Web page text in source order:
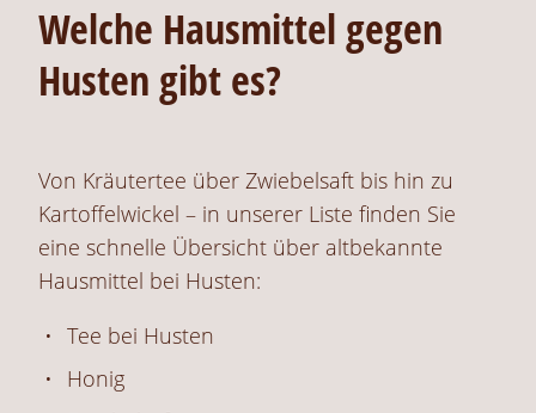
Welche Hausmittel gegen
Husten gibt es?
Von Kräutertee über Zwiebelsaft bis hin zu
Kartoffelwickel – in unserer Liste finden Sie
eine schnelle Übersicht über altbekannte
Hausmittel bei Husten:
Tee bei Husten
Honig